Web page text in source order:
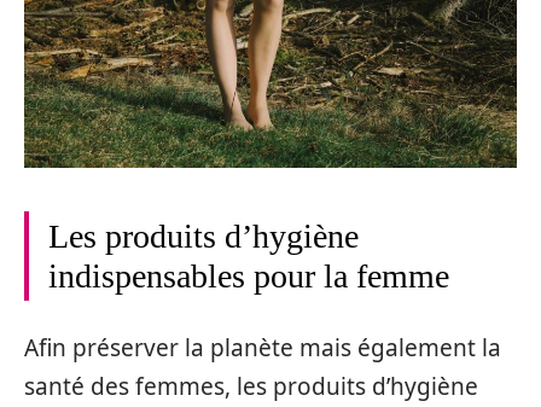
Les produits d’hygiène
indispensables pour la femme
Afin préserver la planète mais également la
santé des femmes, les produits d’hygiène